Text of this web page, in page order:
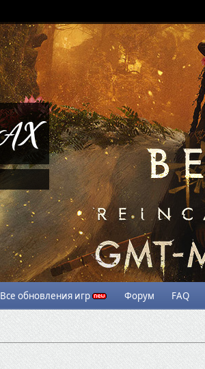
Все обновления игр Форум FAQ